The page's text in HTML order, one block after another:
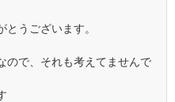
うございます。
ので、それも考えてませんで